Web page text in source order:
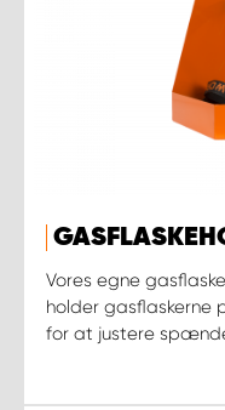
Vores egne
holder gasflaskerne
for at justere